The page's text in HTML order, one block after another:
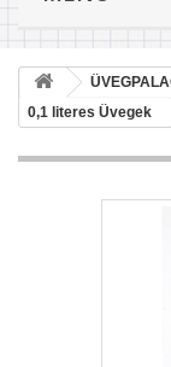
0,1 literes Üvegek